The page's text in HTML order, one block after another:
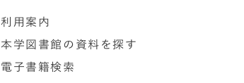
利用案内
本学図書館の資料を探す
電子書籍検索